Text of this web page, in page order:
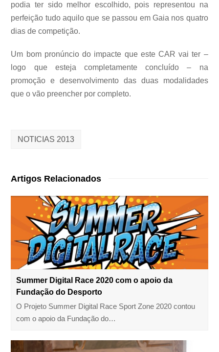
podia ter sido melhor escolhido, pois representou na
perfeição tudo aquilo que se passou em Gaia nos quatro
dias de competição.
Um bom pronúncio do impacte que este CAR vai ter –
logo que esteja completamente concluído – na
promoção e desenvolvimento das duas modalidades
que o vão preencher por completo.
NOTICIAS 2013
Artigos Relacionados
Summer Digital Race 2020 com o apoio da
Fundação do Desporto
O Projeto Summer Digital Race Sport Zone 2020 contou
com o apoio da Fundação do…